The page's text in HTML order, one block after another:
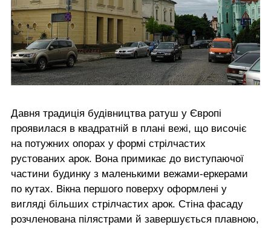
Давня традиція будівництва ратуш у Європі
проявилася в квадратній в плані вежі, що височіє
на потужних опорах у формі стрілчастих
рустованих арок. Вона примикає до виступаючої
частини будинку з маленькими вежами-еркерами
по кутах. Вікна першого поверху оформлені у
вигляді більших стрілчастих арок. Стіна фасаду
розчленована пілястрами й завершується плавною,